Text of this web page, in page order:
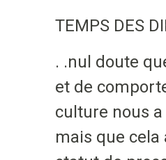
TEMPS DES
. .nul doute
et de
culture nous
mais que